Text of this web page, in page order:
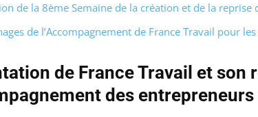
de la 8ème Semaine de la création et de la reprise
de l’Accompagnement de France Travail pour
de France Travail et son
des entrepreneurs